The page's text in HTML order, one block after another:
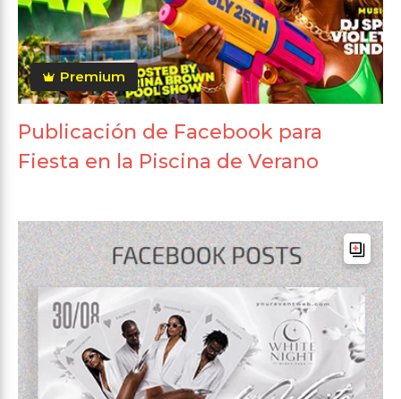
Premium
Publicación de Facebook para
Fiesta en la Piscina de Verano